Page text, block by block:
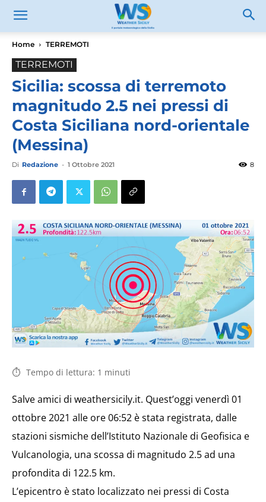
Home TERREMOTI
TERREMOTI
Sicilia: scossa di terremoto
magnitudo 2.5 nei pressi di
Costa Siciliana nord-orientale
(Messina)
Di Redazione - 1 Ottobre 2021 8
Tempo di lettura: 1 minuti
Salve amici di weathersicily.it. Quest’oggi venerdì 01
ottobre 2021 alle ore 06:52 è stata registrata, dalle
stazioni sismiche dell’Istituto Nazionale di Geofisica e
Vulcanologia, una scossa di magnitudo 2.5 ad una
profondita di 122.5 km.
L’epicentro è stato localizzato nei pressi di Costa